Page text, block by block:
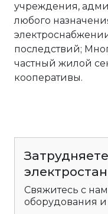
учреждения,
любого
последствий;
частный жилой
кооперативы.
Свяжитесь с
оборудования и